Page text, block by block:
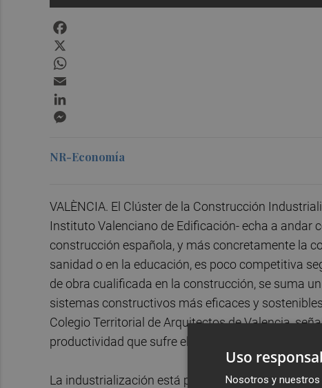
NR-Economía
VALÈNCIA. El Clúster de la Construcción
Instituto Valenciano de Edificación- echa a andar
construcción española, y más concretamente la
sanidad o en la educación, es poco competitiva
de obra cualificada en la construcción, se suma
sistemas constructivos más eficaces y
Colegio Territorial de Arquitectos de Valencia,
productividad que sufre el sector de la
La industrialización está presente en los planes
Uso
Nosotros y